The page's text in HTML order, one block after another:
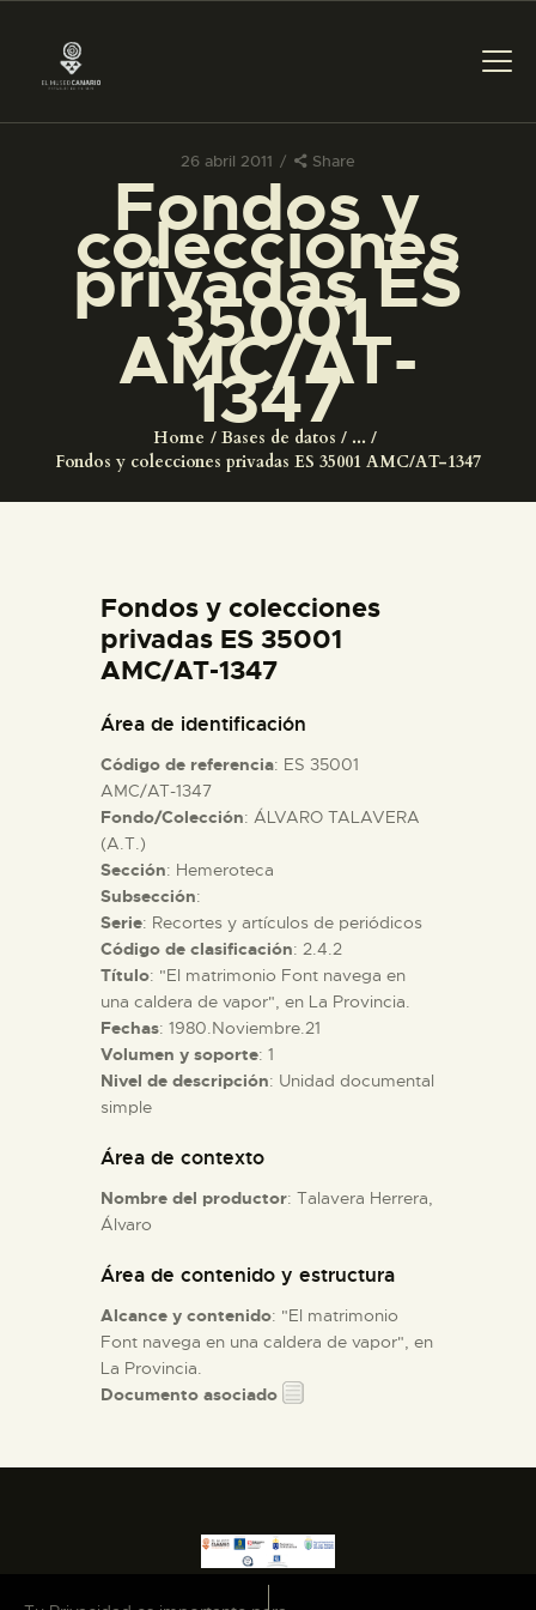
26 abril 2011 Share
Fondos y
colecciones
privadas ES
35001
AMC/AT-
1347
Home Bases de datos
...
Fondos y colecciones privadas ES 35001 AMC/AT-1347
PREPARAR LA VISITA
ACTIVIDADES
EL MUSEO
ESPAÑOL
ACTIVIDADES
█
EL MUSEO
COLECCIONES
DIDÁCTICA
Fondos y colecciones
privadas ES 35001
AMC/AT-1347
Área de identificación
Código de referencia: ES 35001
AMC/AT-1347
Fondo/Colección: ÁLVARO TALAVERA
(A.T.)
Sección: Hemeroteca
Subsección:
Serie: Recortes y artículos de periódicos
Código de clasificación: 2.4.2
Título: "El matrimonio Font navega en
una caldera de vapor", en La Provincia.
Fechas: 1980.Noviembre.21
Volumen y soporte: 1
Nivel de descripción: Unidad documental
simple
Área de contexto
Nombre del productor: Talavera Herrera,
Álvaro
Área de contenido y estructura
Alcance y contenido: "El matrimonio
Font navega en una caldera de vapor", en
La Provincia.
Documento asociado